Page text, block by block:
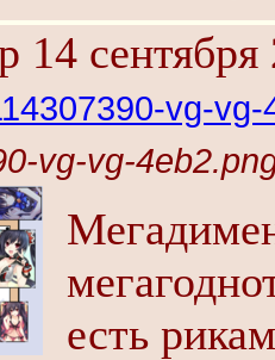
14
vg-vg-
vg-vg-
есть